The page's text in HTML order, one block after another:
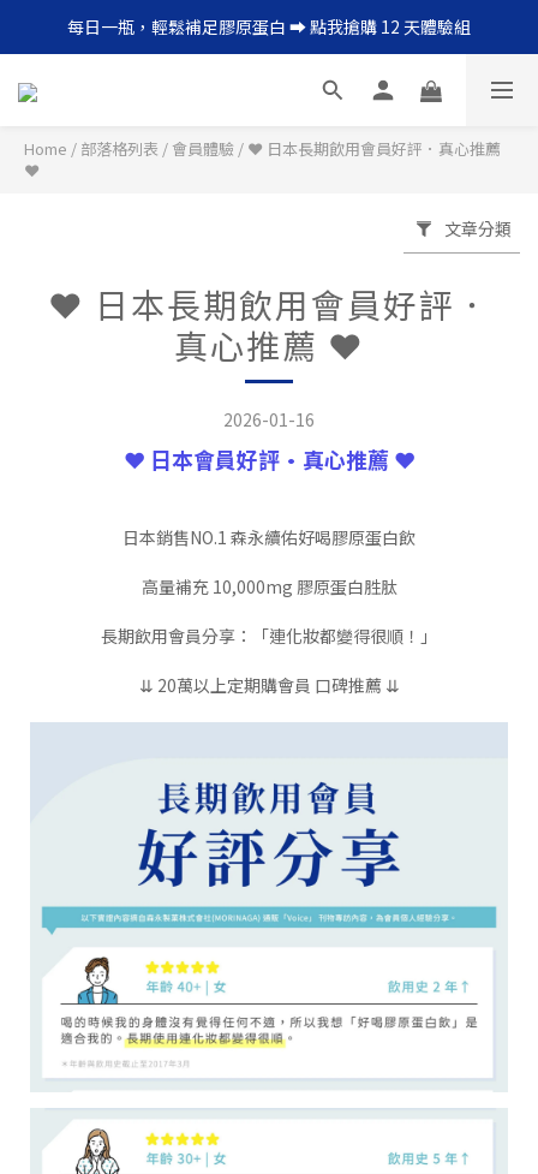
每日一瓶，輕鬆補足膠原蛋白 ➡︎ 點我搶購 12 天體驗組
每日一瓶，輕鬆補足膠原蛋白 ➡︎ 點我搶購 12 天體驗組
每天預約更美好的自己   ➡︎ 點我搶購 12 定期購
Home / 部落格列表 / 會員體驗 / ❤️ 日本長期飲用會員好評．真心推薦
❤️
文章分類
❤️ 日本長期飲用會員好評．
真心推薦 ❤️
2026-01-16
❤️ 日本會員好評•真心推薦 ❤️
日本銷售NO.1 森永續佑好喝膠原蛋白飲
高量補充 10,000mg 膠原蛋白胜肽
長期飲用會員分享：「連化妝都變得很順！」
⇊ 20萬以上定期購會員 口碑推薦 ⇊